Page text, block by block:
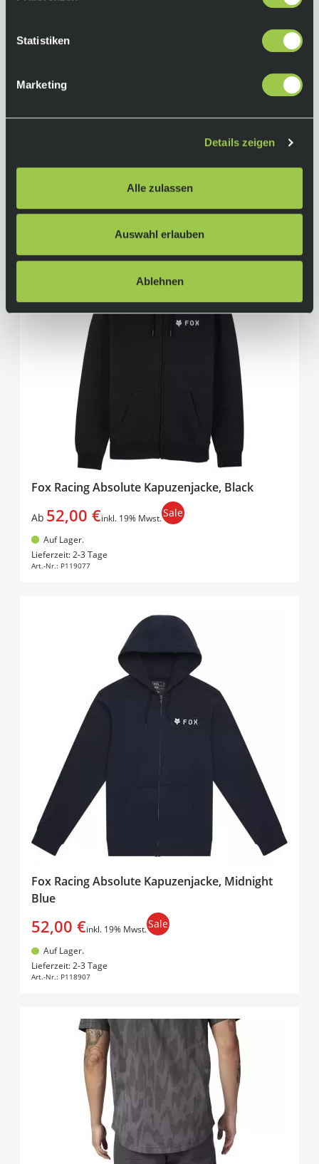
Statistiken
Marketing
Details zeigen
Alle zulassen
Auswahl erlauben
Ablehnen
Fox Racing Tech T-Shirt, Vintage Wash Blue
Ab35,00 € Sale
Art.-Nr.: P119083
Fox Racing Absolute Kapuzenjacke, Black
Ab 52,00 €inkl. 19% Mwst.Sale
Auf Lager.
Lieferzeit: 2-3 Tage
Art.-Nr.: P119077
Fox Racing Absolute Kapuzenjacke, Midnight
Blue
52,00 €inkl. 19% Mwst.Sale
Auf Lager.
Lieferzeit: 2-3 Tage
Art.-Nr.: P118907